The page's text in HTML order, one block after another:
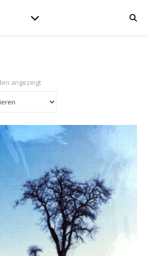
angezeigtNach Aktualität sortiert